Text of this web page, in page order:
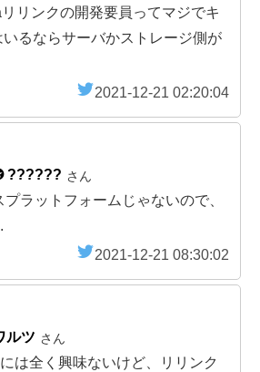
リンクの開発要員ってマジでキ
るならサーバかストレージ側が
2021-12-21 02:20:04
?????? さん
ラットフォームじゃないので、
2021-12-21 08:30:02
ルツ さん
は全く興味ないけど、リリンク